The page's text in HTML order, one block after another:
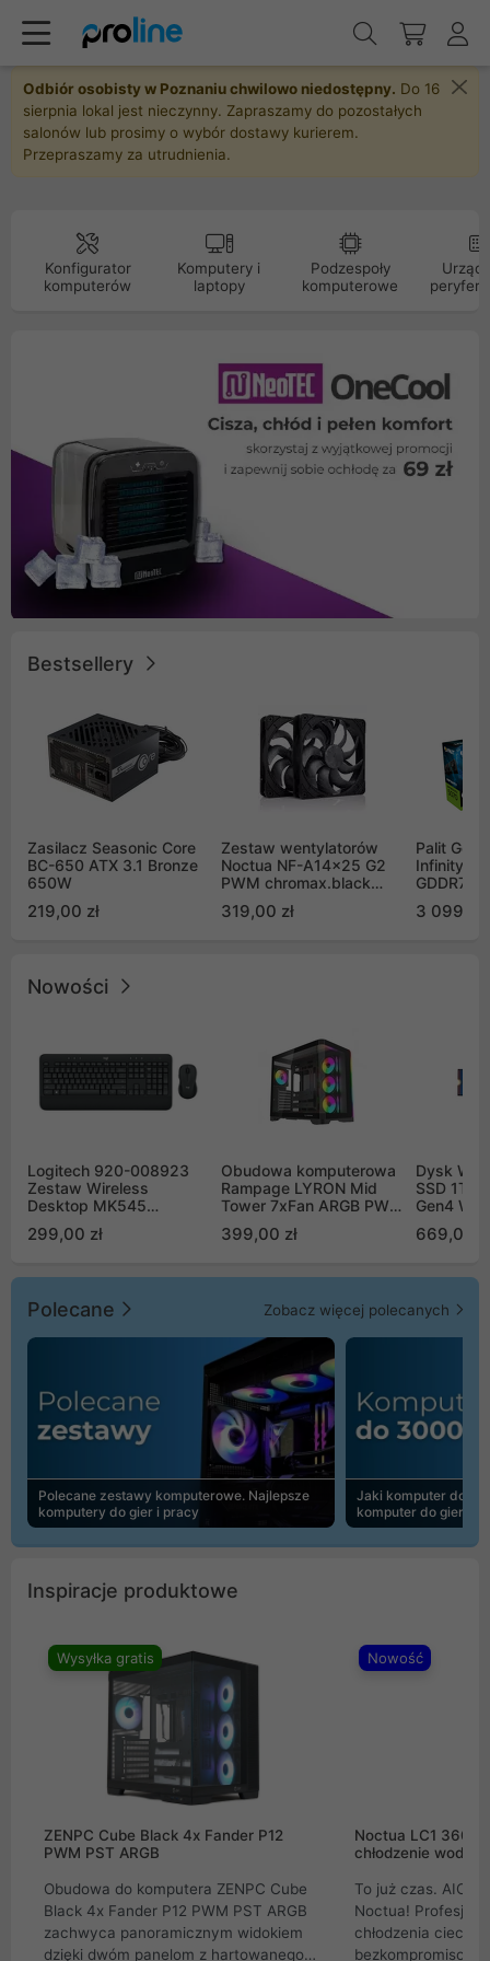
Odbiór osobisty w Poznaniu chwilowo niedostępny. Do 16
sierpnia lokal jest nieczynny. Zapraszamy do pozostałych
salonów lub prosimy o wybór dostawy kurierem.
Przepraszamy za utrudnienia.
Konfigurator
komputerów
Komputery i
laptopy
Podzespoły
komputerowe
Bestsellery
Zasilacz Seasonic Core
BC-650 ATX 3.1 Bronze
650W
219,00 zł
Zestaw wentylatorów
Noctua NF-A14x25 G2
PWM chromax.black
Push Pull (2szt)
319,00 zł
Palit
Infinity 3
GDDR7
GB2050S)
3 099,00
Nowości
Logitech 920-008923
Zestaw Wireless
Desktop MK545
299,00 zł
Obudowa komputerowa
Rampage LYRON Mid
Tower 7xFan ARGB PWM
399,00 zł
Dysk WD
SSD 1TB
Gen4
669,00
Polecane Zobacz więcej polecanych
Polecane zestawy komputerowe. Najlepsze
komputery do gier i pracy
Jaki komputer do
komputer do gier |
Inspiracje produktowe
Wysyłka gratis
ZENPC Cube Black 4x Fander P12
PWM PST ARGB
Obudowa do komputera ZENPC Cube
Black 4x Fander P12 PWM PST ARGB
zachwyca panoramicznym widokiem
dzięki dwóm panelom z hartowanego
Nowość
Noctua LC1
chłodzenie wodne
To już czas. AIO
Noctua!
chłodzenia cieczą